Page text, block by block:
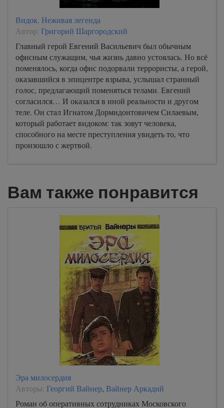
Видок. Неживая легенда
Автор: Григорий Шаргородский
Главный герой Евгений Васильевич был обычным
офисным служащим, чья жизнь давно устоялась. Но всё
поменялось, когда офис подорвали террористы, а герой,
оказавшийся в эпицентре взрыва, услышал странный
голос, предлагающий поменяться телами. Евгений
согласился… И оказался в иной реальности и другом
теле. Он стал Игнатом Дормидонтовичем Силаевым,
который работает видоком: так зовут человека,
способного на месте преступления увидеть то, что
произошло с жертвой.
Вам также понравится
Эра милосердия
Авторы: Георгий Вайнер, Вайнер Аркадий
Роман об оперативных сотрудниках Московского